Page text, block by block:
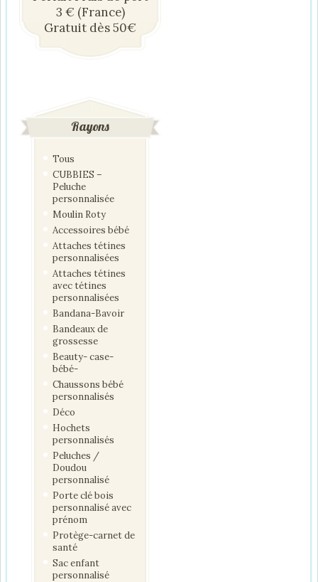
3 € (France)
Gratuit dès 50€
Rayons
Tous
CUBBIES –
Peluche
personnalisée
Moulin Roty
Accessoires bébé
Attaches tétines
personnalisées
Attaches tétines
avec tétines
personnalisées
Bandana-Bavoir
Bandeaux de
grossesse
Beauty- case-
bébé-
Chaussons bébé
personnalisés
Déco
Hochets
personnalisés
Peluches /
Doudou
personnalisé
Porte clé bois
personnalisé avec
prénom
Protège-carnet de
santé
Sac enfant
personnalisé